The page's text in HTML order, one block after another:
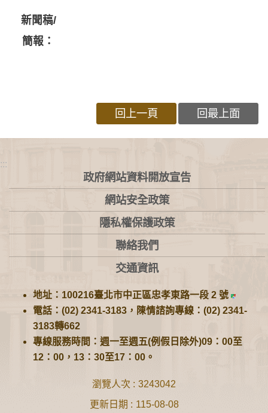
新聞稿/
簡報：
回上一頁 回最上面
:::
政府網站資料開放宣告
網站安全政策
隱私權保護政策
聯絡我們
交通資訊
地址：100216臺北市中正區忠孝東路一段 2 號
電話：(02) 2341-3183，陳情諮詢專線：(02) 2341-
3183轉662
專線服務時間：週一至週五(例假日除外)09：00至
12：00，13：30至17：00。
瀏覽人次
3243042
更新日期
115-08-08